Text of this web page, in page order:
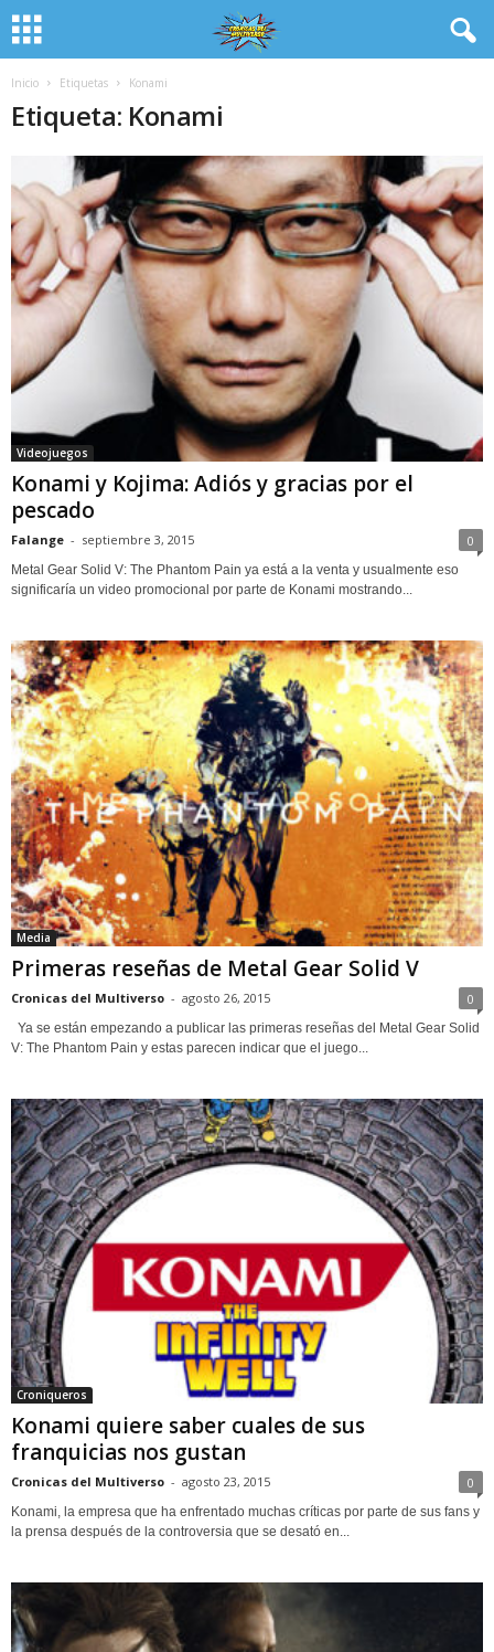
Inicio Etiquetas Konami
Etiqueta: Konami
Videojuegos
Konami y Kojima: Adiós y gracias por el
pescado
Falange - septiembre 3, 2015 0
Metal Gear Solid V: The Phantom Pain ya está a la venta y usualmente eso
significaría un video promocional por parte de Konami mostrando...
Media
Primeras reseñas de Metal Gear Solid V
Cronicas del Multiverso - agosto 26, 2015 0
Ya se están empezando a publicar las primeras reseñas del Metal Gear Solid
V: The Phantom Pain y estas parecen indicar que el juego...
Croniqueros
Konami quiere saber cuales de sus
franquicias nos gustan
Cronicas del Multiverso - agosto 23, 2015 0
Konami, la empresa que ha enfrentado muchas críticas por parte de sus fans y
la prensa después de la controversia que se desató en...